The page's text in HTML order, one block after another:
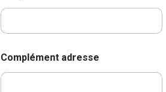
Complément adresse